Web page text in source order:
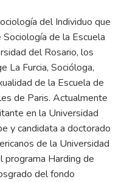
del Individuo que
de la Escuela
del Rosario, los
La Furcia, Socióloga,
de la Escuela de
de Paris. Actualmente
en la Universidad
y candidata a doctorado
de la Universidad
programa Harding de
del fondo